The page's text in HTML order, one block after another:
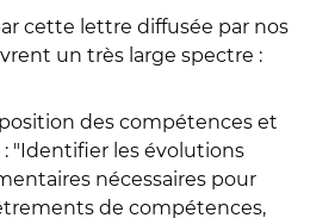
cette lettre diffusée par nos
un très large spectre :
des compétences et
"Identifier les évolutions
nécessaires pour
de compétences,